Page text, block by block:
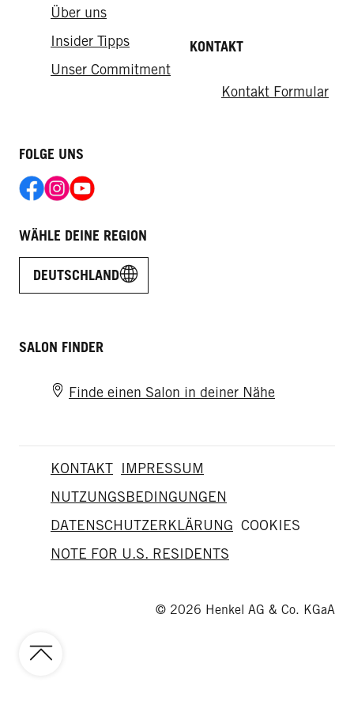
Über uns
Insider Tipps
Unser Commitment
KONTAKT
Kontakt Formular
FOLGE UNS
WÄHLE DEINE REGION
DEUTSCHLAND
SALON FINDER
Finde einen Salon in deiner Nähe
KONTAKT IMPRESSUM
NUTZUNGSBEDINGUNGEN
DATENSCHUTZERKLÄRUNG COOKIES
NOTE FOR U.S. RESIDENTS
© 2026 Henkel AG & Co. KGaA